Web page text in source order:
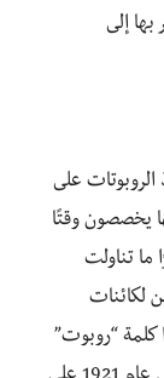
بها إلى
على
يخصصون وقتًا
ما تناولت
لكائنات
كلمة “روبوت”